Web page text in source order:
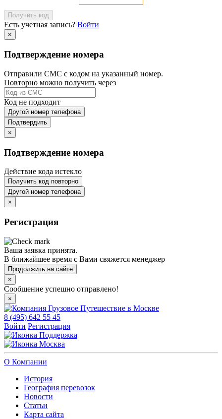
Получить код
Есть учетная запись? Войти
×
Подтверждение номера
Отправили СМС с кодом на указанный номер.
Повторно можно получить через
Код не подходит
Другой номер телефона
Подтвердить
×
Подтверждение номера
Действие кода истекло
Получить код повторно
Другой номер телефона
×
Регистрация
Ваша заявка принята.
В ближайшее время с Вами свяжется менеджер
Продолжить на сайте
×
Сообщение успешно отправлено!
×
8 (495) 642 55 45
Войти Регистрация
Поддержка
Москва
О Компании
История
География перевозок
Новости
Статьи
Карта сайта